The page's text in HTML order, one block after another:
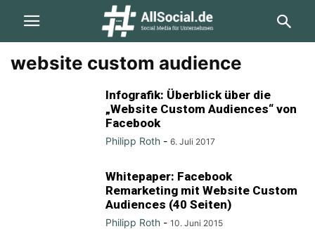
website custom audience
Infografik: Überblick über die
„Website Custom Audiences“ von
Facebook
Philipp Roth - 6. Juli 2017
Whitepaper: Facebook
Remarketing mit Website Custom
Audiences (40 Seiten)
Philipp Roth - 10. Juni 2015